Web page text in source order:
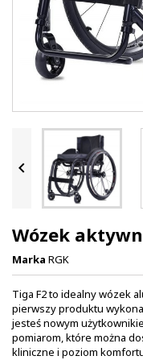

Wózek
Marka RGK
Tiga F2 to idealny wózek
pierwszy produktu
jesteś nowym
pomiarom, które można
kliniczne i poziom